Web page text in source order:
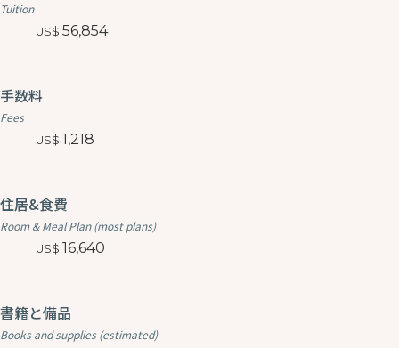
Tuition
56,854
手数料
Fees
1,218
住居&食費
Room & Meal Plan (most plans)
16,640
書籍と備品
Books and supplies (estimated)